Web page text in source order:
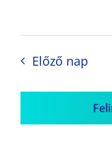
Előző nap